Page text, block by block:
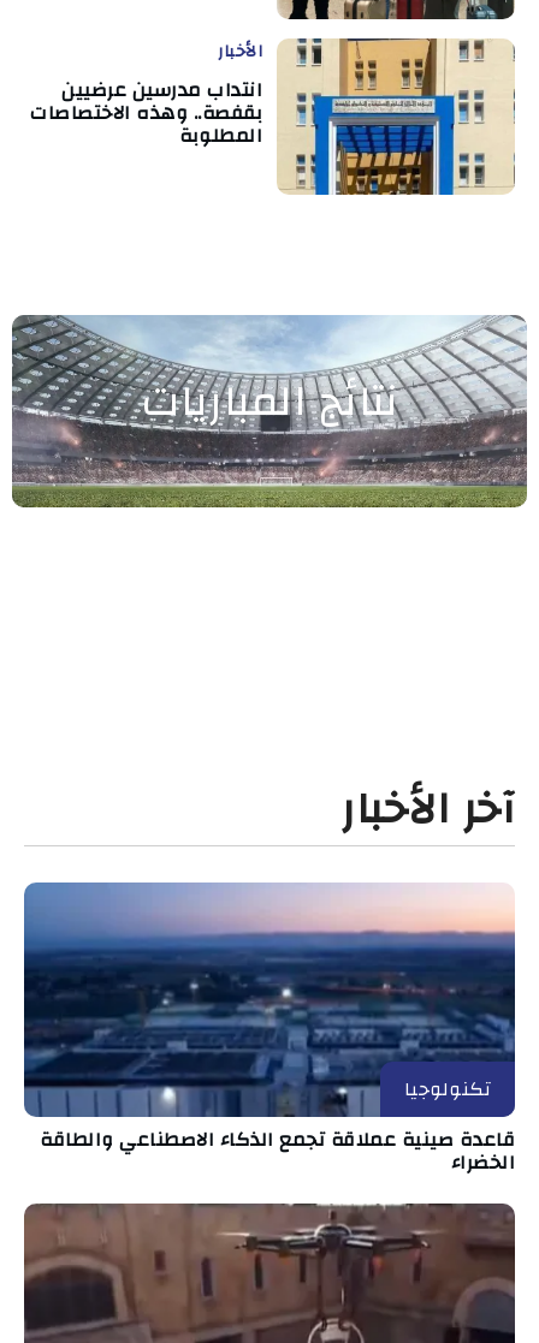
الأخبار
انتداب مدرسين عرضيين
بقفصة.. وهذه الاختصاصات
المطلوبة
نتائج المباريات
آخر الأخبار
تكنولوجيا
قاعدة صينية عملاقة تجمع الذكاء الاصطناعي والطاقة
الخضراء